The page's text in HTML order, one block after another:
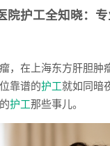
院护工全知晓：
，在上海东方肝胆
靠谱的护工就如同暗
护工那些事儿。